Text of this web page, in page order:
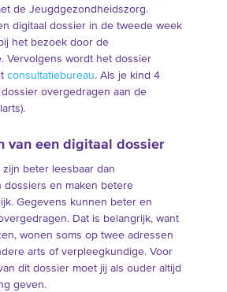
de Jeugdgezondheidszorg.
digitaal dossier in de tweede week
het bezoek door de
Vervolgens wordt het dossier
consultatiebureau. Als je kind 4
overgedragen aan de
van een digitaal dossier
beter leesbaar dan
dossiers en maken betere
Gegevens kunnen beter en
Dat is belangrijk, want
wonen soms op twee adressen
arts of verpleegkundige. Voor
dit dossier moet jij als ouder altijd
geven.